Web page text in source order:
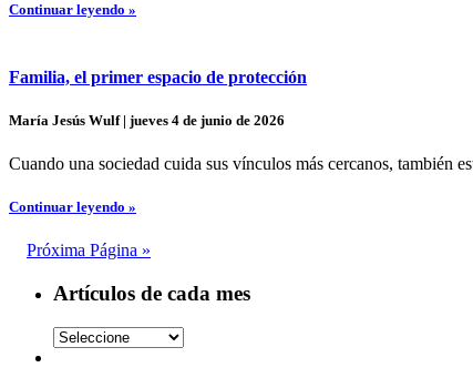
Continuar leyendo »
Familia, el primer espacio de protección
María Jesús Wulf | jueves 4 de junio de 2026
Cuando una sociedad cuida sus vínculos más cercanos, también
Continuar leyendo »
Próxima Página »
Artículos de cada mes